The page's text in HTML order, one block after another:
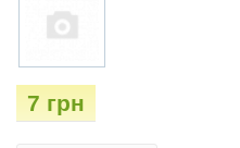
7 грн